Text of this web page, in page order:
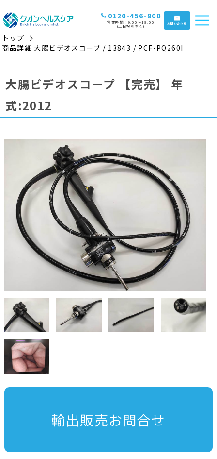
0120-456-800
営業時間：9:00〜18:00
(土日祝を除く) お問い合わせ
トップ
商品詳細 大腸ビデオスコープ / 13843 / PCF-PQ260I
大腸ビデオスコープ 【完売】
年
式:2012
輸出販売お問合せ